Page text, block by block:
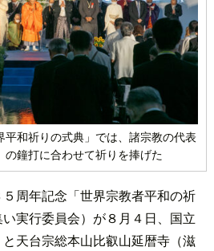
平和祈りの式典」では、諸宗教の代表
鐘打に合わせて祈りを捧げた
周年記念「世界宗教者平和の祈
実行委員会）が８月４日、国立
天台宗総本山比叡山延暦寺（滋